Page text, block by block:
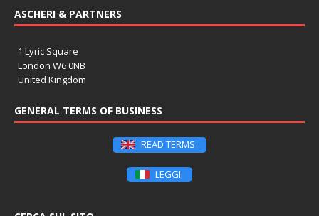
ASCHERI & PARTNERS
1 Lyric Square
London W6 0NB
United Kingdom
GENERAL TERMS OF BUSINESS
READ TERMS
LEGGI